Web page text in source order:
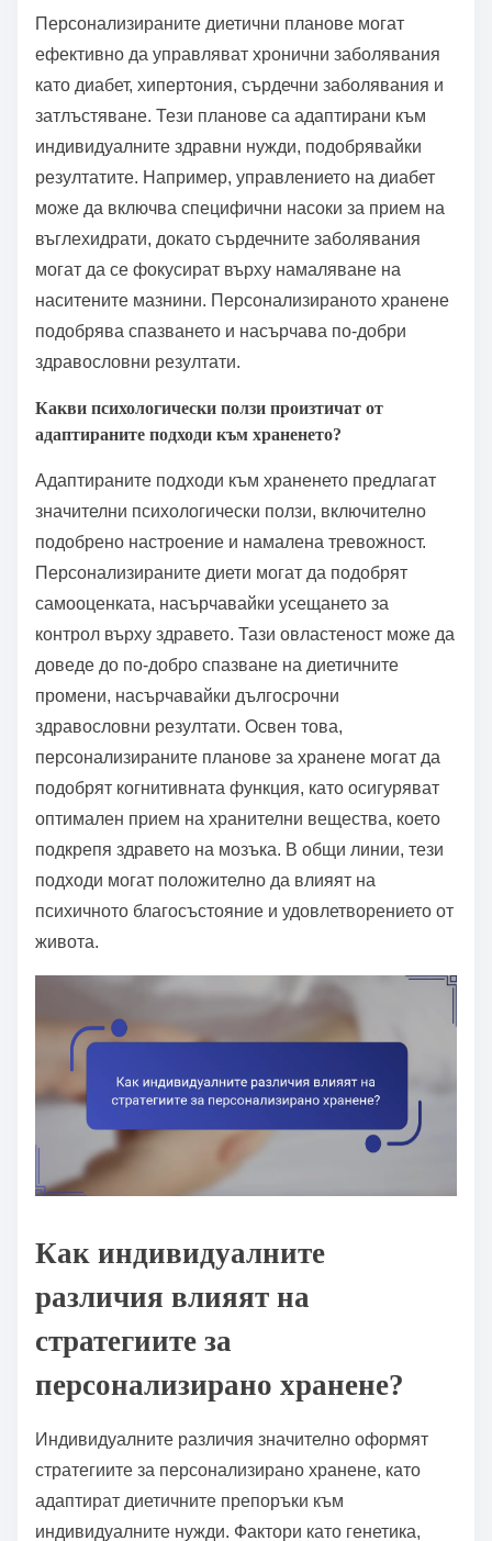
Персонализираните диетични планове могат
ефективно да управляват хронични заболявания
като диабет, хипертония, сърдечни заболявания и
затлъстяване. Тези планове са адаптирани към
индивидуалните здравни нужди, подобрявайки
резултатите. Например, управлението на диабет
може да включва специфични насоки за прием на
въглехидрати, докато сърдечните заболявания
могат да се фокусират върху намаляване на
наситените мазнини. Персонализираното хранене
подобрява спазването и насърчава по-добри
здравословни резултати.
Какви психологически ползи произтичат от
адаптираните подходи към храненето?
Адаптираните подходи към храненето предлагат
значителни психологически ползи, включително
подобрено настроение и намалена тревожност.
Персонализираните диети могат да подобрят
самооценката, насърчавайки усещането за
контрол върху здравето. Тази овластеност може да
доведе до по-добро спазване на диетичните
промени, насърчавайки дългосрочни
здравословни резултати. Освен това,
персонализираните планове за хранене могат да
подобрят когнитивната функция, като осигуряват
оптимален прием на хранителни вещества, което
подкрепя здравето на мозъка. В общи линии, тези
подходи могат положително да влияят на
психичното благосъстояние и удовлетворението от
живота.
Как индивидуалните
различия влияят на
стратегиите за
персонализирано хранене?
Индивидуалните различия значително оформят
стратегиите за персонализирано хранене, като
адаптират диетичните препоръки към
индивидуалните нужди. Фактори като генетика,